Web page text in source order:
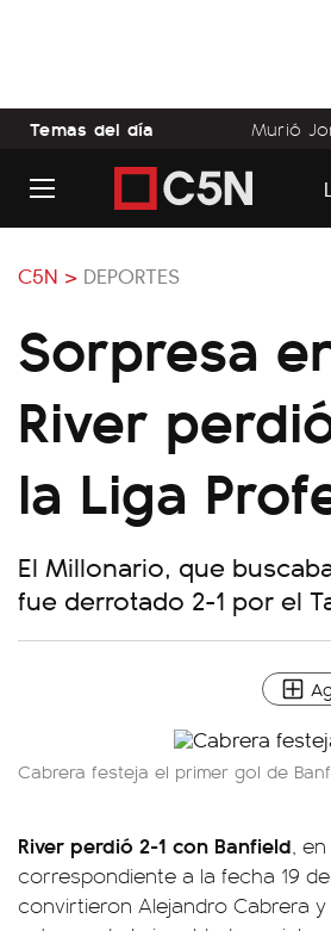
Temas del día Murió
C5N > DEPORTES
Sorpresa
River
la Liga
El Millonario, que
fue derrotado 2-1 por el
Cabrera festeja el primer gol de
River perdió 2-1 con Banfield,
correspondiente a la fecha 19
convirtieron Alejandro Cabrera